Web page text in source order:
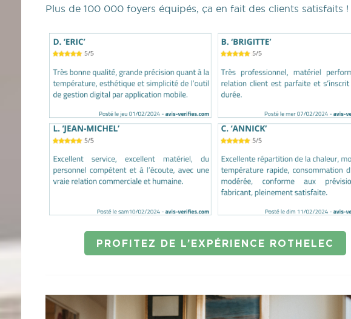
Plus de 100 000 foyers équipés, ça en fait des clients satisfaits !
PROFITEZ DE L’EXPÉRIENCE ROTHELEC